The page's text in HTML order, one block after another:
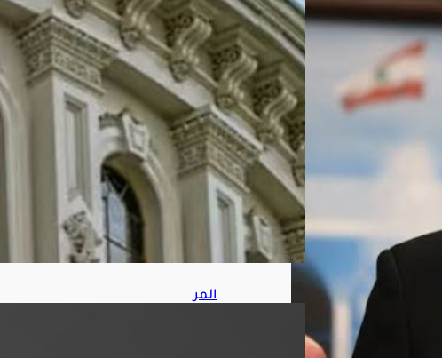
على
رو
سيا
أغ
س
ط
س
202
6
المر